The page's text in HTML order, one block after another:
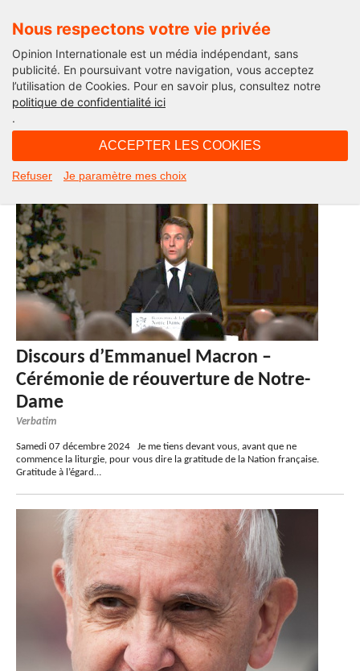
Nous respectons votre vie privée
Opinion Internationale est un média indépendant, sans
publicité. En poursuivant votre navigation, vous acceptez
l’utilisation de Cookies. Pour en savoir plus, consultez notre
politique de confidentialité ici
.
ACCEPTER LES COOKIES
Refuser Je paramètre mes choix
Verbatim
Discours d’Emmanuel Macron –
Cérémonie de réouverture de Notre-
Dame
Verbatim
Samedi 07 décembre 2024 Je me tiens devant vous, avant que ne
commence la liturgie, pour vous dire la gratitude de la Nation française.
Gratitude à l’égard…